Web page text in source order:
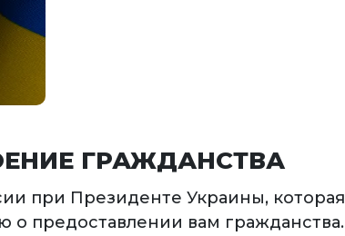
ГРАЖДАНСТВА
при Президенте Украины, которая
о предоставлении вам гражданства.